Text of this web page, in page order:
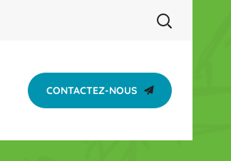
CONTACTEZ-NOUS